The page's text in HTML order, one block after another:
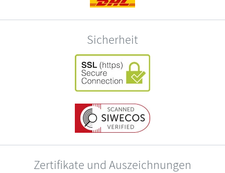
Sicherheit
Zertifikate und Auszeichnungen